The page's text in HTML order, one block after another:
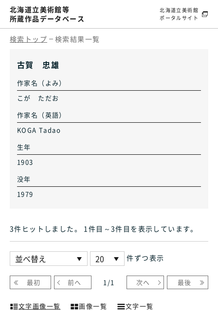
北海道立美術館等
所蔵作品データベース
北海道立美術館
ポータルサイト
検索トップ 検索結果一覧
古賀 忠雄
作家名（よみ）
こが ただお
作家名（英語）
KOGA Tadao
生年
1903
没年
1979
3件ヒット しました。 1件目～3件目 を表示しています。
件ずつ表示
最初 前へ 1 /1 次へ 最後
文字画像一覧 画像一覧 文字一覧